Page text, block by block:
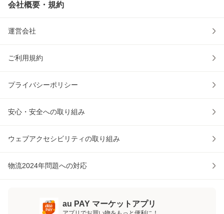
会社概要・規約
運営会社
ご利用規約
プライバシーポリシー
安心・安全への取り組み
ウェブアクセシビリティの取り組み
物流2024年問題への対応
au PAY マーケットアプリ